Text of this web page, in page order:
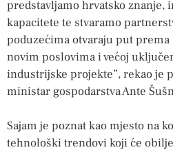
predstavljamo hrvatsko znanje,
kapacitete te stvaramo
poduzećima otvaraju put
novim poslovima i većoj
industrijske projekte”, rekao je
ministar gospodarstva Ante
Sajam je poznat kao mjesto na
tehnološki trendovi koji će